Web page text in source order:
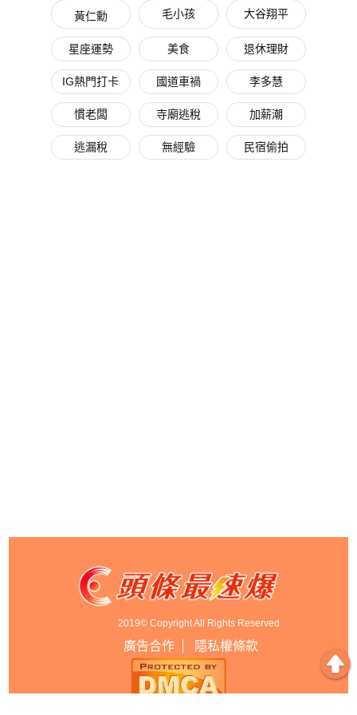
黃仁勳 毛小孩 大谷翔平
星座運勢 美食 退休理財
IG熱門打卡 國道車禍 李多慧
慣老闆 寺廟逃稅 加薪潮
逃漏稅 無經驗 民宿偷拍
2019© Copyright All Rights Reserved
廣告合作 隱私權條款